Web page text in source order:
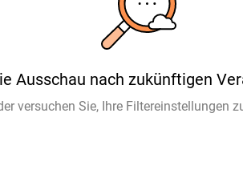
Ausschau nach zukünftigen
versuchen Sie, Ihre Filtereinstellungen